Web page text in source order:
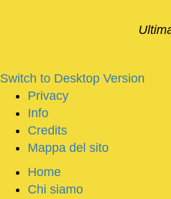
Switch to Desktop Version
Privacy
Info
Credits
Mappa del sito
Home
Chi siamo